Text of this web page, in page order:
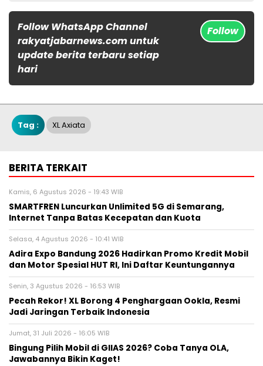
Follow WhatsApp Channel
rakyatjabarnews.com untuk
update berita terbaru setiap
hari
Follow
Tag : XL Axiata
BERITA TERKAIT
Kamis, 6 Agustus 2026 - 19:43 WIB
SMARTFREN Luncurkan Unlimited 5G di Semarang,
Internet Tanpa Batas Kecepatan dan Kuota
Selasa, 4 Agustus 2026 - 10:41 WIB
Adira Expo Bandung 2026 Hadirkan Promo Kredit Mobil
dan Motor Spesial HUT RI, Ini Daftar Keuntungannya
Senin, 3 Agustus 2026 - 16:53 WIB
Pecah Rekor! XL Borong 4 Penghargaan Ookla, Resmi
Jadi Jaringan Terbaik Indonesia
Jumat, 31 Juli 2026 - 16:05 WIB
Bingung Pilih Mobil di GIIAS 2026? Coba Tanya OLA,
Jawabannya Bikin Kaget!